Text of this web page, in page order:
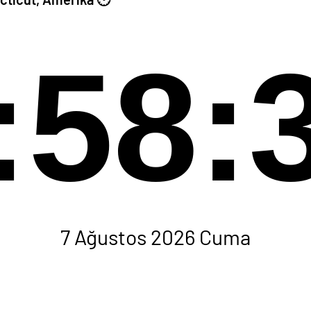
7 Ağustos 2026 Cuma